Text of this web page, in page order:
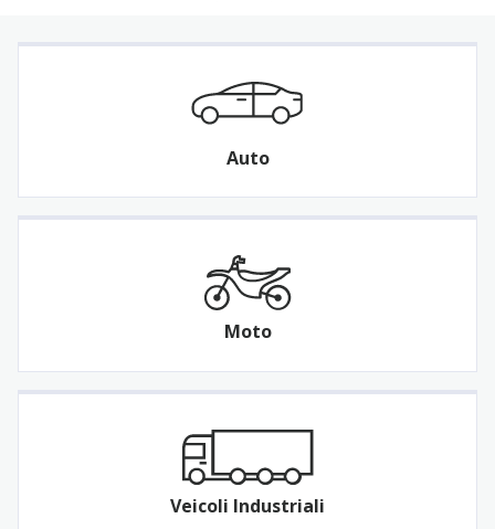
Auto
Moto
Veicoli Industriali